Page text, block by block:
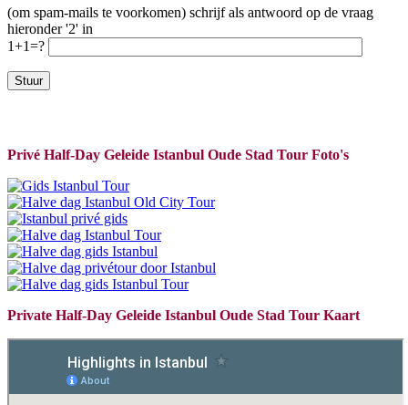
(om spam-mails te voorkomen) schrijf als antwoord op de vraag
hieronder '2' in
1+1=?
Privé Half-Day Geleide Istanbul Oude Stad Tour Foto's
Private Half-Day Geleide Istanbul Oude Stad Tour Kaart